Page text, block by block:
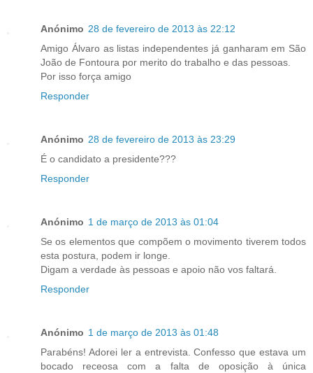
Anónimo 28 de fevereiro de 2013 às 22:12
Amigo Álvaro as listas independentes já ganharam em São
João de Fontoura por merito do trabalho e das pessoas.
Por isso força amigo
Responder
Anónimo 28 de fevereiro de 2013 às 23:29
É o candidato a presidente???
Responder
Anónimo 1 de março de 2013 às 01:04
Se os elementos que compõem o movimento tiverem todos
esta postura, podem ir longe.
Digam a verdade às pessoas e apoio não vos faltará.
Responder
Anónimo 1 de março de 2013 às 01:48
Parabéns! Adorei ler a entrevista. Confesso que estava um
bocado receosa com a falta de oposição à única